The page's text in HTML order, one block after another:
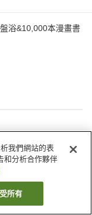
浴&10,000本漫畫書
院
我們網站的表
和分析合作夥伴
所有